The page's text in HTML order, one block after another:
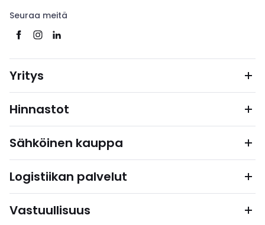
Seuraa meitä
Yritys
Hinnastot
Sähköinen kauppa
Logistiikan palvelut
Vastuullisuus